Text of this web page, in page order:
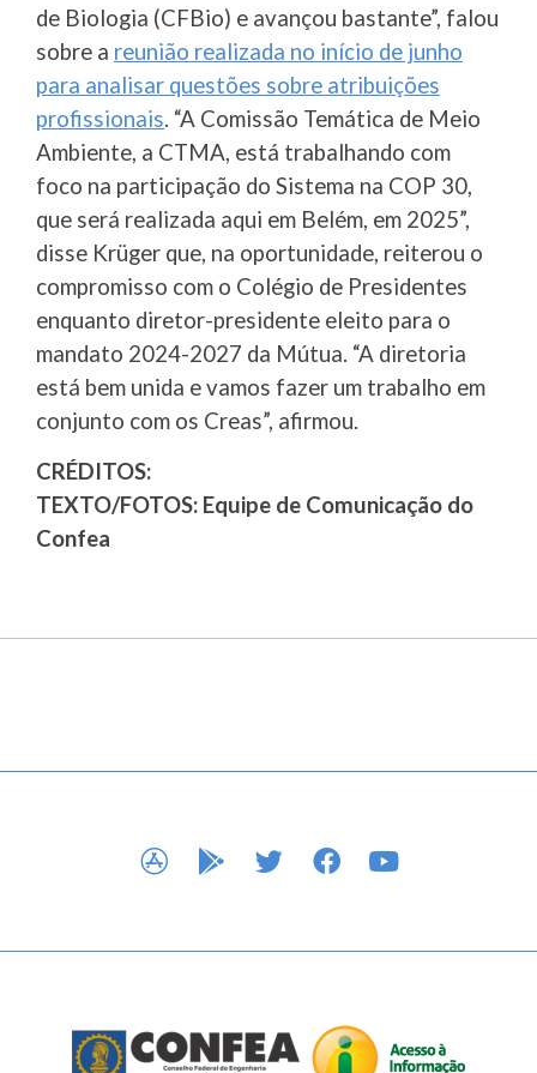
de Biologia (CFBio) e avançou bastante”, falou
sobre a reunião realizada no início de junho
para analisar questões sobre atribuições
profissionais. “A Comissão Temática de Meio
Ambiente, a CTMA, está trabalhando com
foco na participação do Sistema na COP 30,
que será realizada aqui em Belém, em 2025”,
disse Krüger que, na oportunidade, reiterou o
compromisso com o Colégio de Presidentes
enquanto diretor-presidente eleito para o
mandato 2024-2027 da Mútua. “A diretoria
está bem unida e vamos fazer um trabalho em
conjunto com os Creas”, afirmou.
CRÉDITOS:
TEXTO/FOTOS: Equipe de Comunicação do
Confea
APP STOREGOOGLE PLAY
TWITTERFACEBOOK